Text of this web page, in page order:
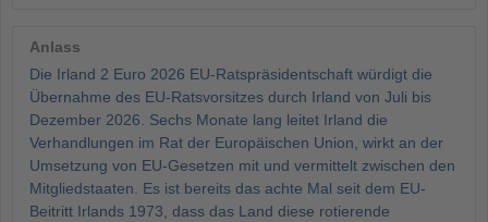
Anlass
Die Irland 2 Euro 2026 EU-Ratspräsidentschaft würdigt die
Übernahme des EU-Ratsvorsitzes durch Irland von Juli bis
Dezember 2026. Sechs Monate lang leitet Irland die
Verhandlungen im Rat der Europäischen Union, wirkt an der
Umsetzung von EU-Gesetzen mit und vermittelt zwischen den
Mitgliedstaaten. Es ist bereits das achte Mal seit dem EU-
Beitritt Irlands 1973, dass das Land diese rotierende